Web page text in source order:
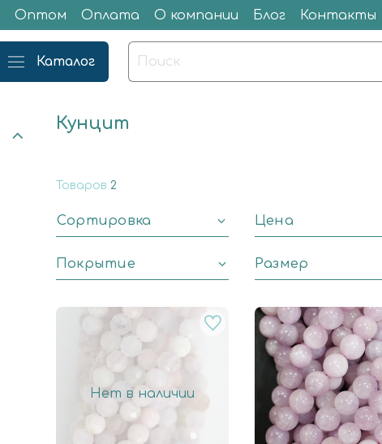
Оптом Оплата О компании Блог Контакты
Каталог
Кунцит
Товаров 2
Сортировка Цена
Покрытие Размер
Нет в наличии